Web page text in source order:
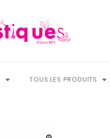
TOUS LES PRODUITS